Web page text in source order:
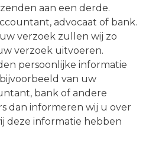
aan een derde.
advocaat of bank.
verzoek zullen wij zo
verzoek uitvoeren.
persoonlijke informatie
van uw
bank of andere
dan informeren wij u over
deze informatie hebben